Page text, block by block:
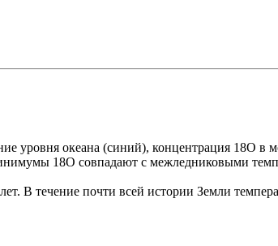
уровня океана (синий), концентрация 18O в
18O совпадают с межледниковыми
В течение почти всей истории Земли